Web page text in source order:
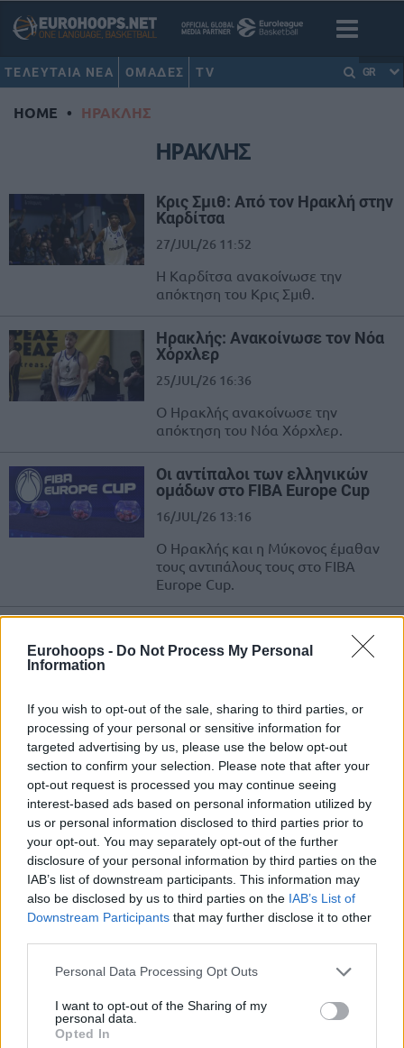
Eurohoops - Do Not Process My Personal
Information
If you wish to opt-out of the sale, sharing to third parties, or
processing of your personal or sensitive information for
targeted advertising by us, please use the below opt-out
section to confirm your selection. Please note that after your
opt-out request is processed you may continue seeing
interest-based ads based on personal information utilized by
us or personal information disclosed to third parties prior to
your opt-out. You may separately opt-out of the further
disclosure of your personal information by third parties on the
IAB’s list of downstream participants. This information may
also be disclosed by us to third parties on the IAB’s List of
Downstream Participants that may further disclose it to other
Please note that this website/app uses one or more Google
not limited to your visit or usage behaviour. You may click to
grant or deny consent to Google and its third-party tags to
use your data for below specified purposes in below Google
Personal Data Processing Opt Outs
I want to opt-out of the Sharing of my
personal data.
Opted In
ΤΕΛΕΥΤΑΙΑ ΝΕΑ ΟΜΑΔΕΣ TV GR
HOME • ΗΡΑΚΛΗΣ
ΗΡΑΚΛΗΣ
Κρις Σμιθ: Από τον Ηρακλή στην
Καρδίτσα
27/JUL/26 11:52
Η Καρδίτσα ανακοίνωσε την
απόκτηση του Κρις Σμιθ.
Ηρακλής: Ανακοίνωσε τον Νόα
Χόρχλερ
25/JUL/26 16:36
Ο Ηρακλής ανακοίνωσε την
απόκτηση του Νόα Χόρχλερ.
Οι αντίπαλοι των ελληνικών
ομάδων στο FIBA Europe Cup
16/JUL/26 13:16
Ο Ηρακλής και η Μύκονος έμαθαν
τους αντιπάλους τους στο FIBA
Europe Cup.
Μαστρογιαννόπουλου
Ο Σαράντης Μαστρογιαννόπουλος
επέστρεψε στον Ηρακλή, που
ανακοίνωσε τη συμφωνία για τη νέα
σεζόν.
FIBA Europe Cup: Τα γκρουπ
δυναμικότητας & οι θέσεις των
ελληνικών ομάδων
13/JUL/26 22:16
Γνωστά έγιναν τα γκρουπ δυναμικότητας του FIBA Europe
Cup για τη σεζόν 2026/27.
FIBA Europe Cup